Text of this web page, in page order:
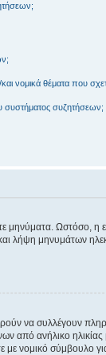
νομικά θέματα που
συστήματος συζητήσεων;
μηνύματα. Ωστόσο,
λήψη μηνυμάτων
να συλλέγουν
από ανήλικο
με νομικό σύμβουλο